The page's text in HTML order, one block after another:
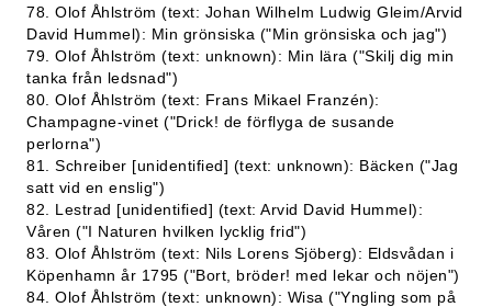
78. Olof Åhlström (text: Johan Wilhelm Ludwig Gleim/Arvid
David Hummel): Min grönsiska ("Min grönsiska och jag")
79. Olof Åhlström (text: unknown): Min lära ("Skilj dig min
tanka från ledsnad")
80. Olof Åhlström (text: Frans Mikael Franzén):
Champagne-vinet ("Drick! de förflyga de susande
perlorna")
81. Schreiber [unidentified] (text: unknown): Bäcken ("Jag
satt vid en enslig")
82. Lestrad [unidentified] (text: Arvid David Hummel):
Våren ("I Naturen hvilken lycklig frid")
83. Olof Åhlström (text: Nils Lorens Sjöberg): Eldsvådan i
Köpenhamn år 1795 ("Bort, bröder! med lekar och nöjen")
84. Olof Åhlström (text: unknown): Wisa ("Yngling som på